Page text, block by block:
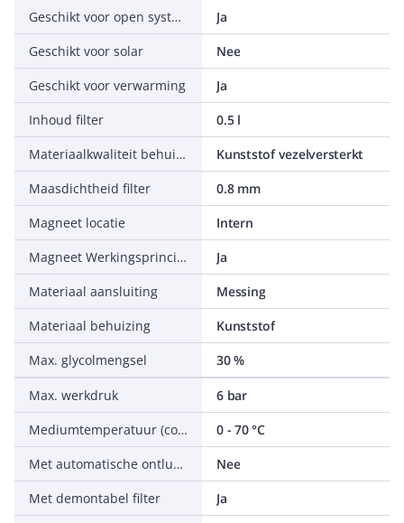
Geschikt voor open systeem
Ja
Geschikt voor solar
Nee
Geschikt voor verwarming
Ja
Inhoud filter
0.5 l
Materiaalkwaliteit behuizing
Kunststof vezelversterkt
Maasdichtheid filter
0.8 mm
Magneet locatie
Intern
Magneet Werkingsprincipe
Ja
Materiaal aansluiting
Messing
Materiaal behuizing
Kunststof
Max. glycolmengsel
30 %
Max. werkdruk
6 bar
Mediumtemperatuur (continu)
0 - 70 °C
Met automatische ontluchter
Nee
Met demontabel filter
Ja